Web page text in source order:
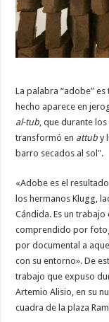
La palabra “adobe”
hecho aparece en
al-tub, que durante
transformó en attuby
barro secados al sol".
«Adobe es el
los hermanos Klugg,
Cándida. Es un
comprendido por
por documental a
con su entorno». De
trabajo que expuso
Artemio Alisio, en su
cuadra de la plaza